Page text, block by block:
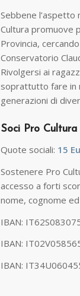
Sebbene
Cultura promuove
Provincia,
Conservatorio
Rivolgersi ai
soprattutto fare in
generazioni di
Soci Pro
Quote sociali: 15
Sostenere Pro
accesso a forti
nome, cognome
IBAN:
IBAN:
IBAN: